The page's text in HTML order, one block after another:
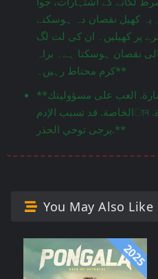
یہ کھیل نقصان دہ ہوسکتے
پر کھیلیں۔ ان کی لت لگ
نقصان ہوسکتا ہے۔ براہ
کرم محتاط رہیں۔**
**هذه الألعاب قد تكون ضارة. العب على مسؤوليتك
الخاصة. قد تسبب الإدمান وتؤدي إلى خسائر مالية كبيرة.
يرجى توخي الحذر.**
You May Also Like
2025